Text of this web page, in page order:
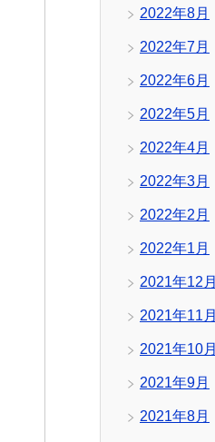
2022年8月
2022年7月
2022年6月
2022年5月
2022年4月
2022年3月
2022年2月
2022年1月
2021年12月
2021年11月
2021年10月
2021年9月
2021年8月